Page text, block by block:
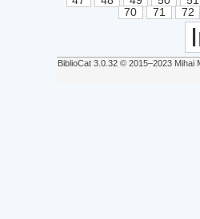
70
71 72
BiblioCat 3.0.32 © 2015‒2023 Mihai